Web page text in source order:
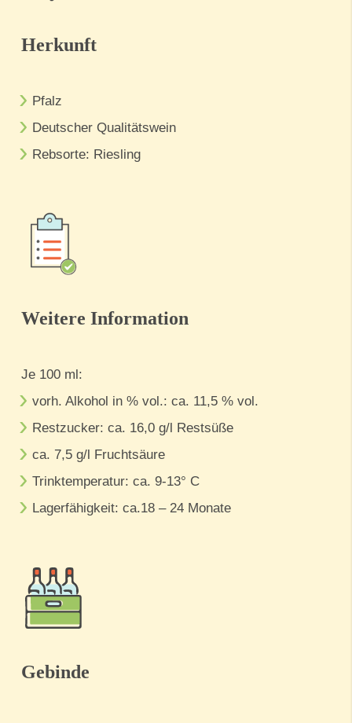
Herkunft
Pfalz
Deutscher Qualitätswein
Rebsorte: Riesling
Weitere Information
Je 100 ml:
vorh. Alkohol in % vol.: ca. 11,5 % vol.
Restzucker: ca. 16,0 g/l Restsüße
ca. 7,5 g/l Fruchtsäure
Trinktemperatur: ca. 9-13° C
Lagerfähigkeit: ca.18 – 24 Monate
Gebinde